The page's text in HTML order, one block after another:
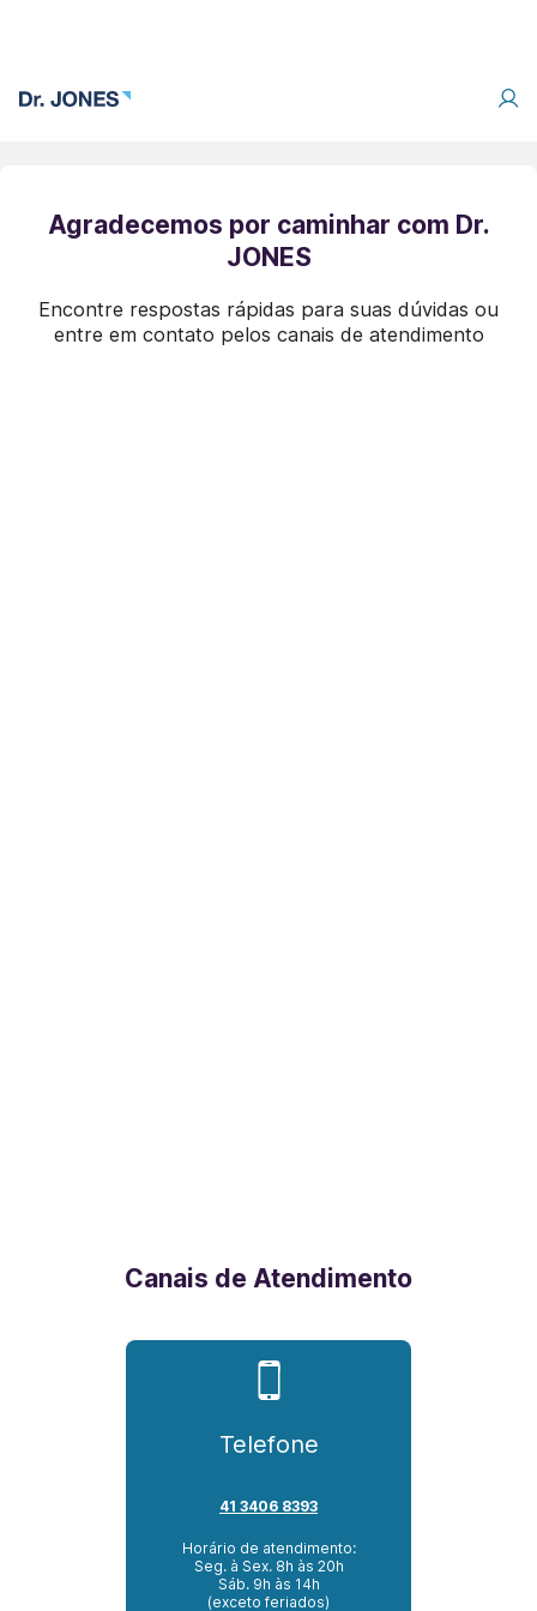
Agradecemos por caminhar com Dr.
JONES
Encontre respostas rápidas para suas dúvidas ou
entre em contato pelos canais de atendimento
Canais de Atendimento
Telefone
41 3406 8393
Horário de atendimento:
Seg. à Sex. 8h às 20h
Sáb. 9h às 14h
(exceto feriados)